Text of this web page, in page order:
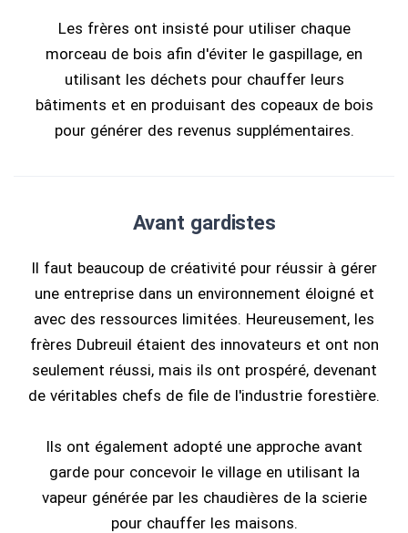
Les frères ont insisté pour utiliser chaque
morceau de bois afin d'éviter le gaspillage, en
utilisant les déchets pour chauffer leurs
bâtiments et en produisant des copeaux de bois
pour générer des revenus supplémentaires.
Avant gardistes
Il faut beaucoup de créativité pour réussir à gérer
une entreprise dans un environnement éloigné et
avec des ressources limitées. Heureusement, les
frères Dubreuil étaient des innovateurs et ont non
seulement réussi, mais ils ont prospéré, devenant
de véritables chefs de file de l'industrie forestière.
Ils ont également adopté une approche avant
garde pour concevoir le village en utilisant la
vapeur générée par les chaudières de la scierie
pour chauffer les maisons.